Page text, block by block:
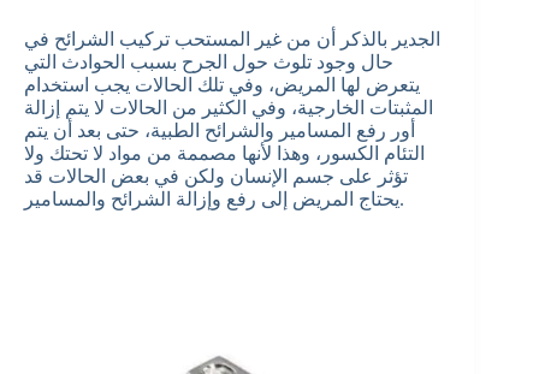
الجدير بالذكر أن من غير المستحب تركيب الشرائح في
حال وجود تلوث حول الجرح بسبب الحوادث التي
يتعرض لها المريض، وفي تلك الحالات يجب استخدام
المثبتات الخارجية، وفي الكثير من الحالات لا يتم إزالة
أور رفع المسامير والشرائح الطبية، حتى بعد أن يتم
التئام الكسور، وهذا لأنها مصممة من مواد لا تحتك ولا
تؤثر على جسم الإنسان ولكن في بعض الحالات قد
يحتاج المريض إلى رفع وإزالة الشرائح والمسامير.